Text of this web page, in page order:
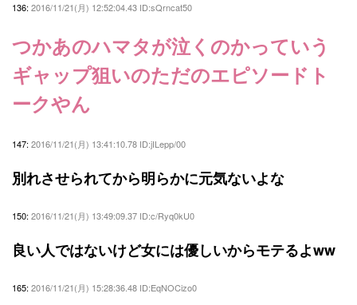
136: 2016/11/21(月) 12:52:04.43 ID:sQrncat50
つかあのハマタが泣くのかっていう
ギャップ狙いのただのエピソードト
ークやん
147: 2016/11/21(月) 13:41:10.78 ID:jILepp/00
別れさせられてから明らかに元気ないよな
150: 2016/11/21(月) 13:49:09.37 ID:c/Ryq0kU0
良い人ではないけど女には優しいからモテるよww
165: 2016/11/21(月) 15:28:36.48 ID:EqNOCizo0